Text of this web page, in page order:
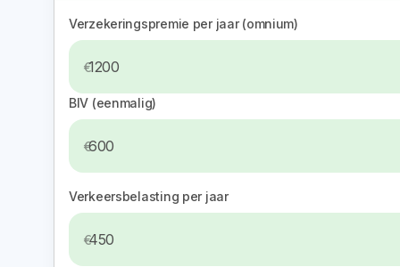
Verzekeringspremie per jaar (omnium)
BIV (eenmalig)
Verkeersbelasting per jaar